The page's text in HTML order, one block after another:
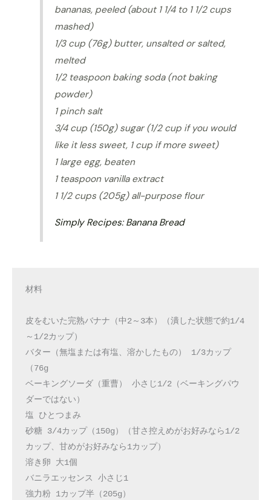
bananas, peeled (about 1 1/4 to 1 1/2 cups
mashed)
1/3 cup (76g) butter, unsalted or salted,
melted
1/2 teaspoon baking soda (not baking
powder)
1 pinch salt
3/4 cup (150g) sugar (1/2 cup if you would
like it less sweet, 1 cup if more sweet)
1 large egg, beaten
1 teaspoon vanilla extract
1 1/2 cups (205g) all-purpose flour
Simply Recipes: Banana Bread
材料
皮をむいた完熟バナナ（中2～3本）（潰した状態で約1/4
～1/2カップ）
バター（無塩または有塩、溶かしたもの） 1/3カップ
（76g
ベーキングソーダ（重曹） 小さじ1/2（ベーキングパウ
ダーではない）
塩 ひとつまみ
砂糖 3/4カップ（150g）（甘さ控えめがお好みなら1/2
カップ、甘めがお好みなら1カップ）
溶き卵 大1個
バニラエッセンス 小さじ1
強力粉 1カップ半（205g）